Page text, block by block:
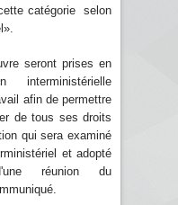
catégorie selon
seront prises en
interministérielle
afin de permettre
de tous ses droits
qui sera examiné
et adopté
réunion du